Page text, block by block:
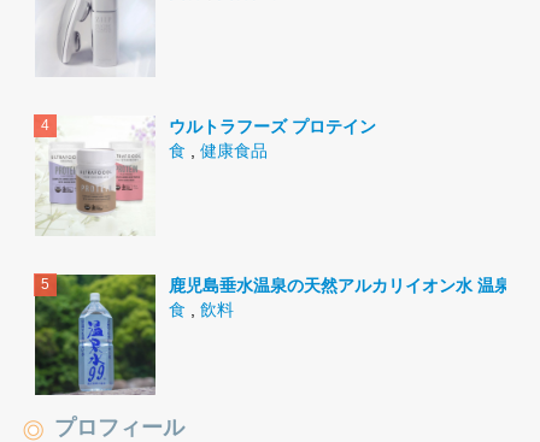
ウルトラフーズ プロテイン
食
健康食品
鹿児島垂水温泉の天然アルカリイオン水 温泉水
食
飲料
プロフィール